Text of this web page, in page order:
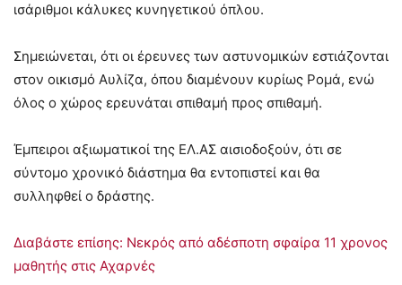
ισάριθμοι κάλυκες κυνηγετικού όπλου.
Σημειώνεται, ότι οι έρευνες των αστυνομικών εστιάζονται
στον οικισμό Αυλίζα, όπου διαμένουν κυρίως Ρομά, ενώ
όλος ο χώρος ερευνάται σπιθαμή προς σπιθαμή.
Έμπειροι αξιωματικοί της ΕΛ.ΑΣ αισιοδοξούν, ότι σε
σύντομο χρονικό διάστημα θα εντοπιστεί και θα
συλληφθεί ο δράστης.
Διαβάστε επίσης: Νεκρός από αδέσποτη σφαίρα 11 χρονος
μαθητής στις Αχαρνές